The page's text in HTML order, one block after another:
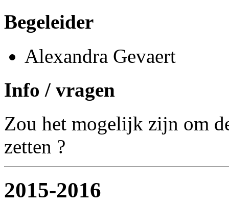
Begeleider
Alexandra Gevaert
Info / vragen
Zou het mogelijk zijn om
zetten ?
2015-2016